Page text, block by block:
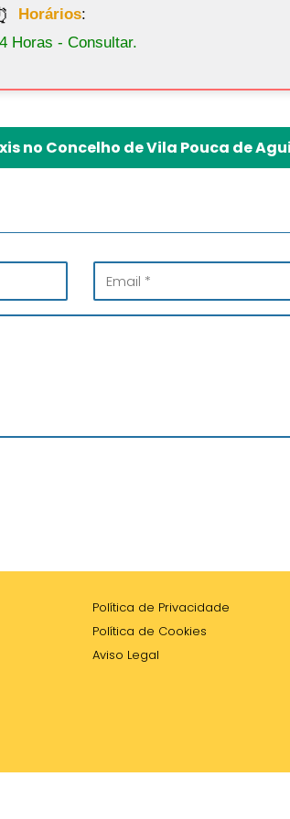
Horários:
Horas - Consultar.
no Concelho de Vila Pouca de
Política de Privacidade
Política de Cookies
Aviso Legal